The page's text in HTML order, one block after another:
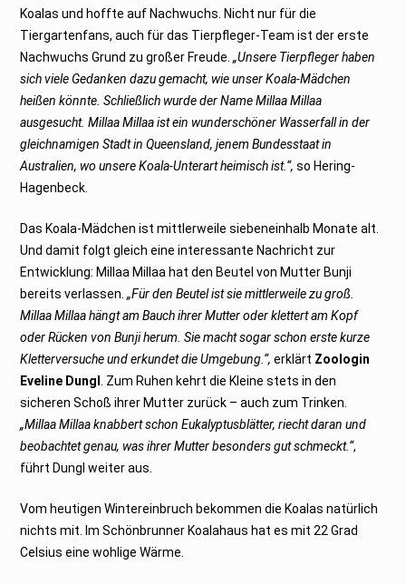
Koalas und hoffte auf Nachwuchs. Nicht nur für die
Tiergartenfans, auch für das Tierpfleger-Team ist der erste
Nachwuchs Grund zu großer Freude.„Unsere Tierpfleger haben
sich viele Gedanken dazu gemacht, wie unser Koala-Mädchen
heißen könnte. Schließlich wurde der Name Millaa Millaa
ausgesucht. Millaa Millaa ist ein wunderschöner Wasserfall in der
gleichnamigen Stadt in Queensland, jenem Bundesstaat in
Australien, wo unsere Koala-Unterart heimisch ist.“,so Hering-
Hagenbeck.
Das Koala-Mädchen ist mittlerweile siebeneinhalb Monate alt.
Und damit folgt gleich eine interessante Nachricht zur
Entwicklung: Millaa Millaa hat den Beutel von Mutter Bunji
bereits verlassen.„Für den Beutel ist sie mittlerweile zu groß.
Millaa Millaa hängt am Bauch ihrer Mutter oder klettert am Kopf
oder Rücken von Bunji herum. Sie macht sogar schon erste kurze
Kletterversuche und erkundet die Umgebung.“, erklärt Zoologin
Eveline Dungl
. Zum Ruhen kehrt die Kleine stets in den
sicheren Schoß ihrer Mutter zurück – auch zum Trinken.
„Millaa Millaa knabbert schon Eukalyptusblätter, riecht daran und
beobachtet genau, was ihrer Mutter besonders gut schmeckt.“,
führt Dungl weiter aus.
Vom heutigen Wintereinbruch bekommen die Koalas natürlich
nichts mit. Im Schönbrunner Koalahaus hat es mit 22 Grad
Celsius eine wohlige Wärme.